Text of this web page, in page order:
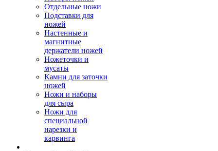
Отдельные ножи
Подставки для
ножей
Настенные и
магнитные
держатели ножей
Ножеточки и
мусаты
Камни для заточки
ножей
Ножи и наборы
для сыра
Ножи для
специальной
нарезки и
карвинга